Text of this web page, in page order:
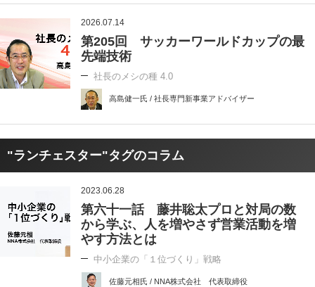
2026.07.14
第205回 サッカーワールドカップの最
先端技術
社長のメシの種 4.0
高島健一氏 / 社長専門新事業アドバイザー
"ランチェスター"タグのコラム
2023.06.28
第六十一話 藤井聡太プロと対局の数
から学ぶ、人を増やさず営業活動を増
やす方法とは
中小企業の「１位づくり」戦略
佐藤元相氏 / NNA株式会社 代表取締役